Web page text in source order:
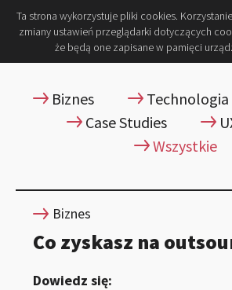
Ta strona wykorzystuje pliki cookies.
zmiany ustawień przeglądarki dotyczących
że będą one zapisane w pamięci
Biznes Technologia
Case Studies
Wszystkie
Biznes
Co zyskasz na
Dowiedz się: